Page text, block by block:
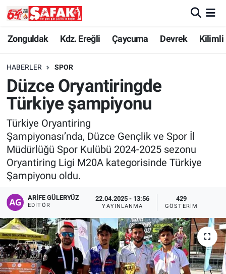
Zonguldak Kdz. Ereğli Çaycuma Devrek Kilimli
HABERLER SPOR
Düzce Oryantiringde
Türkiye şampiyonu
Türkiye Oryantiring
Şampiyonası’nda, Düzce Gençlik ve Spor İl
Müdürlüğü Spor Kulübü 2024-2025 sezonu
Oryantiring Ligi M20A kategorisinde Türkiye
Şampiyonu oldu.
ARIFE GÜLERYÜZ
EDITÖR
22.04.2025 - 13:56
YAYINLANMA
429
GÖSTERIM
Zonguldak
Kdz. Ereğli
Çaycuma
Devrek
Kilimli
Asayiş
Spor
Resmi İlan
Zonguldak Nöbetçi Eczaneler
Zonguldak Hava Durumu
Zonguldak Namaz Vakitleri
Zonguldak Trafik Yoğunluk Haritası
Süper Lig Puan Durumu ve Fikstür
Tüm Manşetler
Son Dakika Haberleri
Haber Arşivi